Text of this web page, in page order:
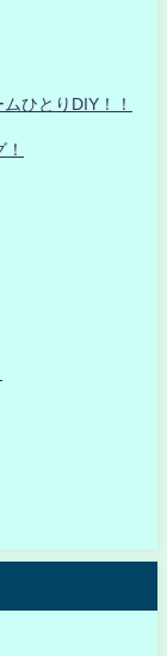
ひとりDIY！！